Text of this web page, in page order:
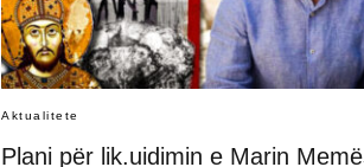
Aktualitete
Plani për lik.uidimin e Marin